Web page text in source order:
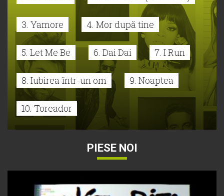
3. Yamore 4. Mor după tine
5. Let Me Be 6. Dai Dai 7. I Run
8. Iubirea într-un om 9. Noaptea
10. Toreador
PIESE NOI